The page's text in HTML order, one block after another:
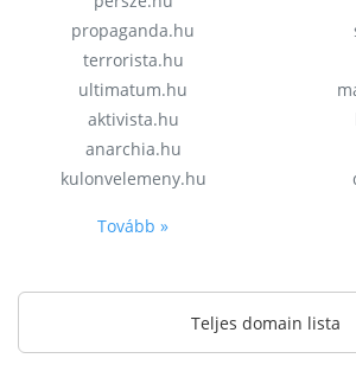
propaganda.hu
terrorista.hu
ultimatum.hu
aktivista.hu
anarchia.hu
kulonvelemeny.hu
Tovább »
Teljes domain lista